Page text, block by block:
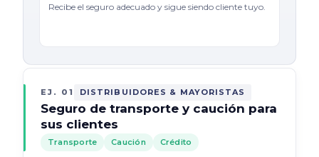
Recibe el seguro adecuado y sigue siendo cliente tuyo.
EJ. 01 DISTRIBUIDORES & MAYORISTAS
Seguro de transporte y caución para
sus clientes
Transporte Caución Crédito